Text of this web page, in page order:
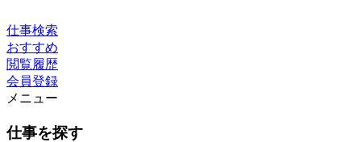
仕事検索
おすすめ
閲覧履歴
会員登録
メニュー
仕事を探す